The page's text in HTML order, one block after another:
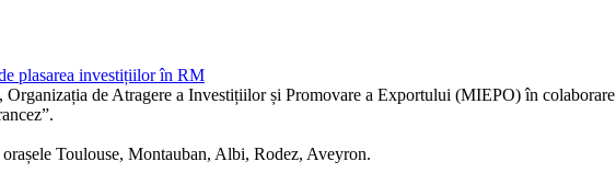
plasarea investițiilor în RM
de Atragere a Investițiilor și Promovare a Exportului (MIEPO) în
Toulouse, Montauban, Albi, Rodez, Aveyron.